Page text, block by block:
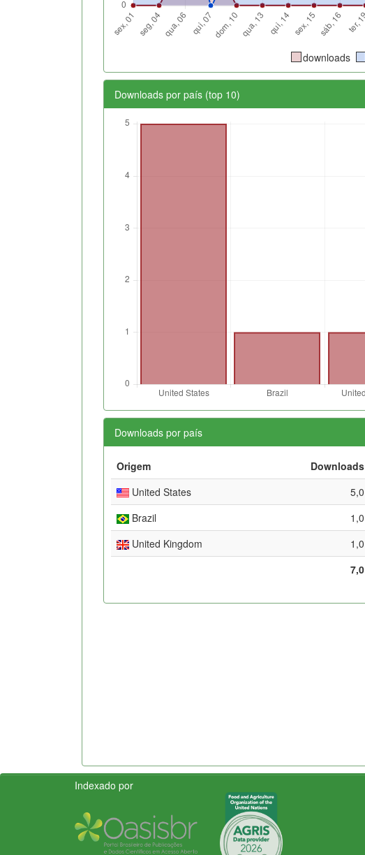
downloads
Downloads por país (top 10)
Downloads por país
Origem Downloads
United States
5,0
Brazil
1,0
United Kingdom
1,0
7,0
Indexado por